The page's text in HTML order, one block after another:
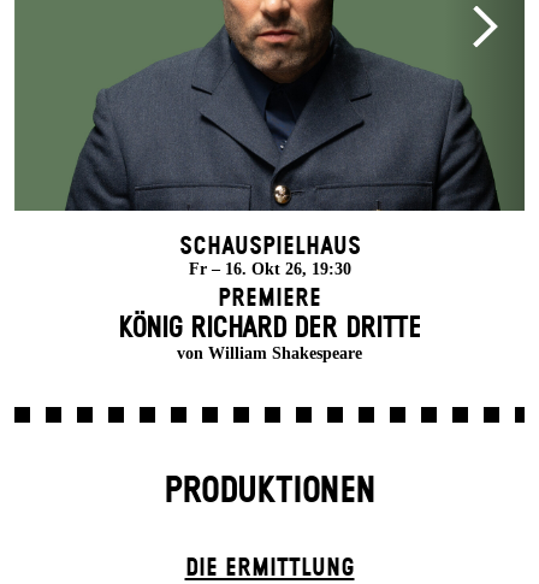
Schauspielhaus
Fr – 16. Okt 26, 19:30
Premiere
KÖNIG RICHARD DER DRITTE
von William Shakespeare
PRODUKTIONEN
DIE ERMITTLUNG